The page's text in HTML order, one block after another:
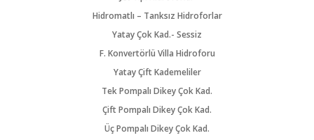
Hidromatlı – Tanksız Hidroforlar
Yatay Çok Kad.- Sessiz
F. Konvertörlü Villa Hidroforu
Yatay Çift Kademeliler
Tek Pompalı Dikey Çok Kad.
Çift Pompalı Dikey Çok Kad.
Üç Pompalı Dikey Çok Kad.